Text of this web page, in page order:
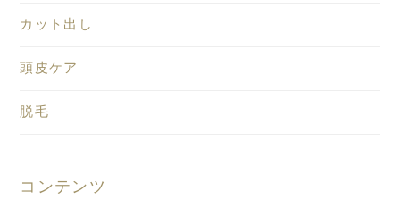
カット出し
頭皮ケア
脱毛
コンテンツ